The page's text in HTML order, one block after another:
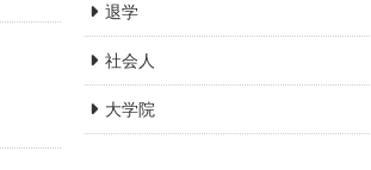
退学
社会人
大学院